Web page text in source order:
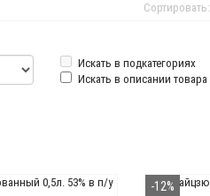
Сортировать:
Искать в подкатегориях
Искать в описании товара
-12%